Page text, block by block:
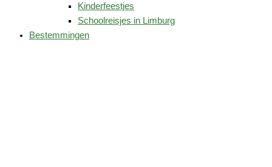
Kinderfeestjes
Schoolreisjes in Limburg
Bestemmingen